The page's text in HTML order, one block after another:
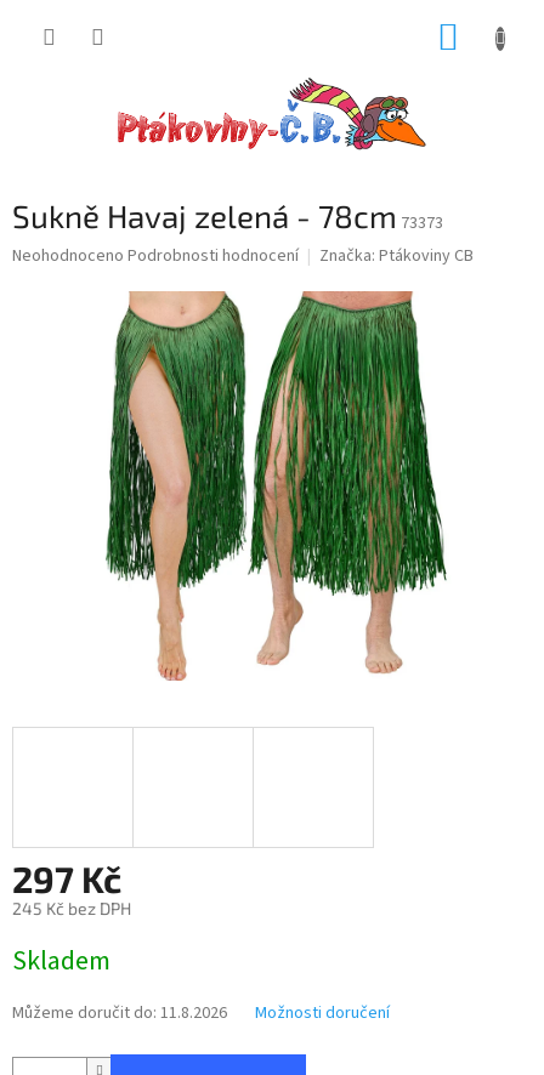
Sukně Havaj zelená - 78cm 73373
Průměrné
Neohodnoceno Podrobnosti hodnocení Značka: Ptákoviny CB
297 Kč
245 Kč bez DPH
cena:
Skladem
Můžeme doručit do: 11.8.2026 Možnosti doručení